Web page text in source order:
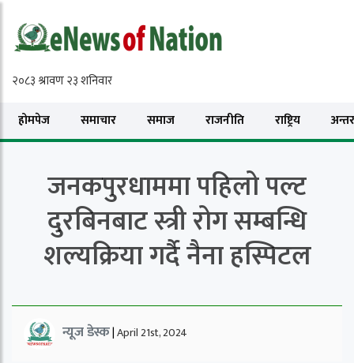
होमपेज समाचार समाज राजनीति राष्ट्रिय
जनकपुरधाममा पहिलो पल्ट
दुरबिनबाट स्त्री रोग सम्बन्धि
शल्यक्रिया गर्दै नैना हस्पिटल
न्यूज डेस्क|April 21st, 2024